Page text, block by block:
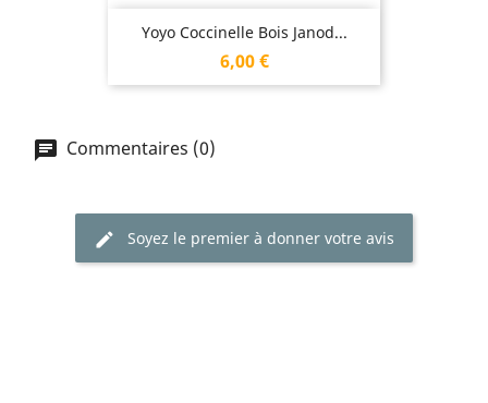
Yoyo Coccinelle Bois Janod...
Prix
6,00 €
Commentaires (0)
Soyez le premier à donner votre avis